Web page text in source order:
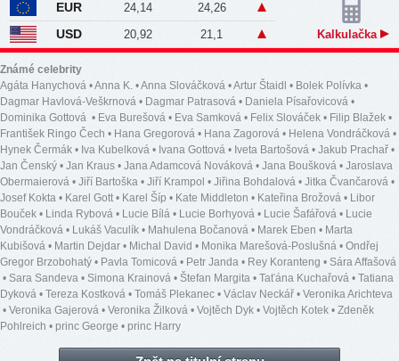
EUR 24,14 24,26
USD 20,92 21,1 Kalkulačka
Známé celebrity
Agáta Hanychová •Anna K. •Anna Slováčková •Artur Štaidl • Bolek Polívka •
Dagmar Havlová-Veškrnová • Dagmar Patrasová • Daniela Písařovicová •
Dominika Gottová • Eva Burešová • Eva Samková • Felix Slováček • Filip Blažek •
František Ringo Čech • Hana Gregorová • Hana Zagorová • Helena Vondráčková •
Hynek Čermák • Iva Kubelková • Ivana Gottová • Iveta Bartošová • Jakub Prachař •
Jan Čenský • Jan Kraus • Jana Adamcová Nováková • Jana Boušková • Jaroslava
Obermaierová • Jiří Bartoška • Jiří Krampol • Jiřina Bohdalová • Jitka Čvančarová •
Josef Kokta • Karel Gott• Karel Šíp • Kate Middleton • Kateřina Brožová • Libor
Bouček • Linda Rybová • Lucie Bílá • Lucie Borhyová • Lucie Šafářová • Lucie
Vondráčková • Lukáš Vaculík • Mahulena Bočanová • Marek Eben • Marta
Kubišová • Martin Dejdar • Michal David • Monika Marešová-Poslušná • Ondřej
Gregor Brzobohatý • Pavla Tomicová • Petr Janda • Rey Koranteng • Sára Affašová
• Sara Sandeva • Simona Krainová • Štefan Margita • Taťána Kuchařová • Tatiana
Dyková • Tereza Kostková • Tomáš Plekanec • Václav Neckář • Veronika Arichteva
• Veronika Gajerová • Veronika Žilková • Vojtěch Dyk • Vojtěch Kotek • Zdeněk
Pohlreich • princ George • princ Harry